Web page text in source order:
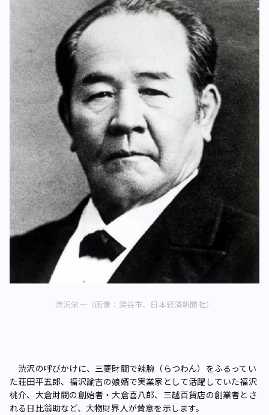
渋沢栄一（画像：深谷市、日本経済新聞社）
渋沢の呼びかけに、三菱財閥で辣腕（らつわん）をふるってい
た荘田平五郎、福沢諭吉の娘婿で実業家として活躍していた福沢
桃介、大倉財閥の創始者・大倉喜八郎、三越百貨店の創業者とさ
れる日比翁助など、大物財界人が賛意を示します。